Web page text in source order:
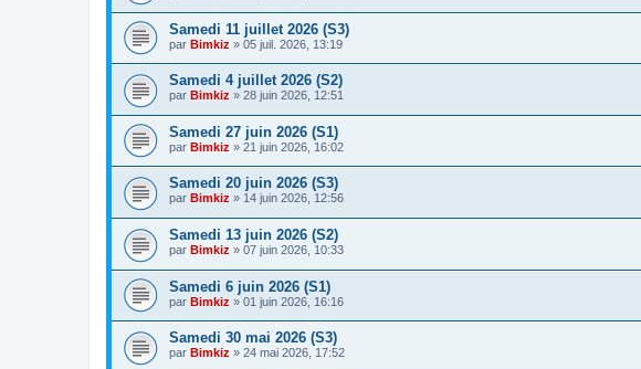
Samedi 11 juillet 2026 (S3)
par Bimkiz » 05 juil. 2026, 13:19
Samedi 4 juillet 2026 (S2)
par Bimkiz » 28 juin 2026, 12:51
Samedi 27 juin 2026 (S1)
par Bimkiz » 21 juin 2026, 16:02
Samedi 20 juin 2026 (S3)
par Bimkiz » 14 juin 2026, 12:56
Samedi 13 juin 2026 (S2)
par Bimkiz » 07 juin 2026, 10:33
Samedi 6 juin 2026 (S1)
par Bimkiz » 01 juin 2026, 16:16
Samedi 30 mai 2026 (S3)
par Bimkiz » 24 mai 2026, 17:52